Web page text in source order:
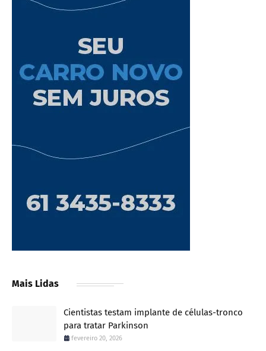
Mais Lidas
Cientistas testam implante de células-tronco
para tratar Parkinson
fevereiro 20, 2026